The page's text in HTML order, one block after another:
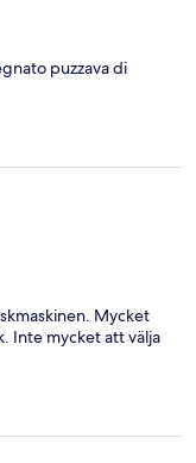
puzzava di
Mycket
Inte mycket att välja